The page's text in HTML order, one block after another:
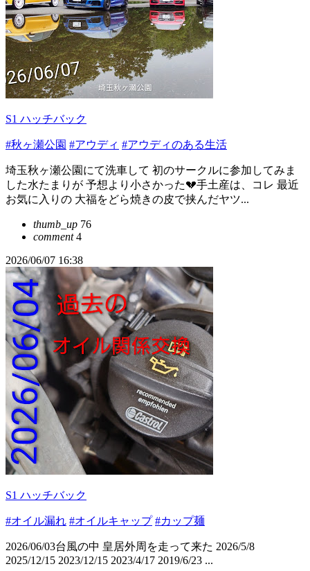
S1 ハッチバック
#秋ヶ瀬公園 #アウディ #アウディのある生活
埼玉秋ヶ瀬公園にて洗車して 初のサークルに参加してみま
した水たまりが 予想より小さかった💔手土産は、コレ 最近
お気に入りの 大福をどら焼きの皮で挟んだヤツ...
thumb_up 76
comment4
2026/06/07 16:38
S1 ハッチバック
#オイル漏れ #オイルキャップ #カップ麺
2026/06/03台風の中 皇居外周を走って来た 2026/5/8
2025/12/15 2023/12/15 2023/4/17 2019/6/23 ...